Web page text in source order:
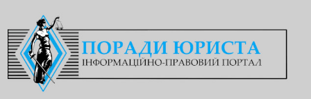
до
основного
вмісту